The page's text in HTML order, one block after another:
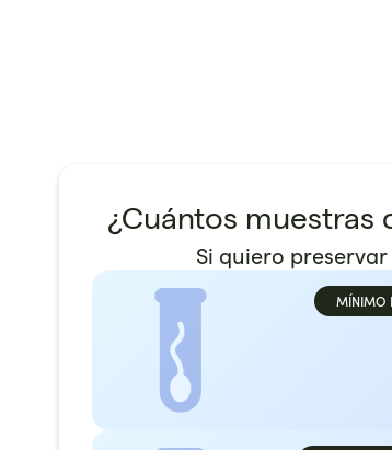
¿Cuántos muestras
Si quiero
MÍNIMO